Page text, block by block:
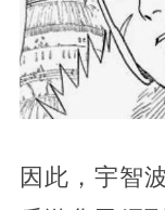
因此，宇智